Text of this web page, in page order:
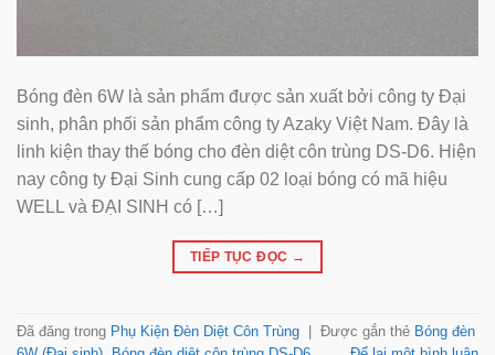
Bóng đèn 6W là sản phẩm được sản xuất bởi công ty Đại
sinh, phân phối sản phẩm công ty Azaky Việt Nam. Đây là
linh kiện thay thế bóng cho đèn diệt côn trùng DS-D6. Hiện
nay công ty Đại Sinh cung cấp 02 loại bóng có mã hiệu
WELL và ĐẠI SINH có […]
TIẾP TỤC ĐỌC →
Đã đăng trong Phụ Kiện Đèn Diệt Côn Trùng Được gắn thẻ Bóng đèn